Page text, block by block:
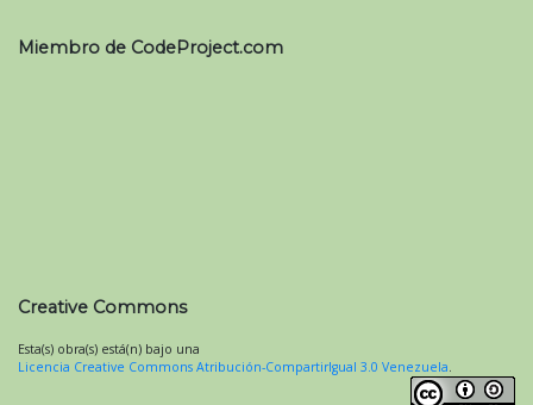
Miembro de CodeProject.com
Creative Commons
Esta(s) obra(s) está(n) bajo una
Licencia Creative Commons Atribución-CompartirIgual 3.0 Venezuela